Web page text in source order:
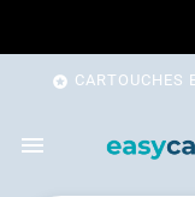
 CARTOUCHES
